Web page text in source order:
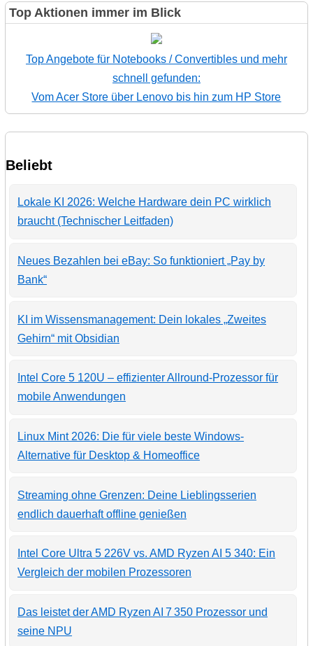
Top Aktionen immer im Blick
Top Angebote für Notebooks / Convertibles und mehr
schnell gefunden:
Vom Acer Store über Lenovo bis hin zum HP Store
Beliebt
Lokale KI 2026: Welche Hardware dein PC wirklich
braucht (Technischer Leitfaden)
Neues Bezahlen bei eBay: So funktioniert „Pay by
Bank“
KI im Wissensmanagement: Dein lokales „Zweites
Gehirn“ mit Obsidian
Intel Core 5 120U – effizienter Allround-Prozessor für
mobile Anwendungen
Linux Mint 2026: Die für viele beste Windows-
Alternative für Desktop & Homeoffice
Streaming ohne Grenzen: Deine Lieblingsserien
endlich dauerhaft offline genießen
Intel Core Ultra 5 226V vs. AMD Ryzen AI 5 340: Ein
Vergleich der mobilen Prozessoren
Das leistet der AMD Ryzen AI 7 350 Prozessor und
seine NPU